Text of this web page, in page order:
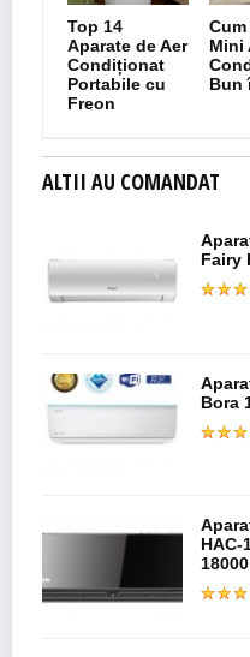
Top 14
Aparate de Aer
Condiționat
Portabile cu
Freon
Mini
Bun
ALTII AU COMANDAT
Fairy
Bora
HAC-